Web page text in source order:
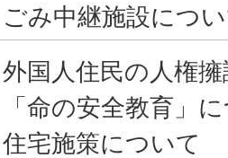
ごみ中継施設につ
外国人住民の人権
「命の安全教育」
住宅施策について